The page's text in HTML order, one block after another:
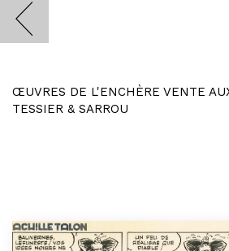
ŒUVRES DE L'ENCHÈRE VENTE
TESSIER & SARROU